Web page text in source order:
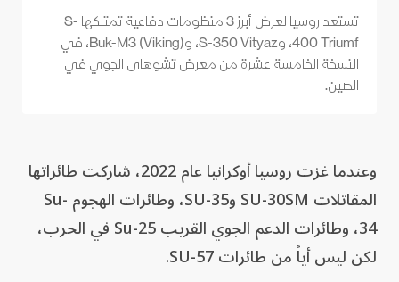
تستعد روسيا لعرض أبرز 3 منظومات دفاعية تمتلكها S-
400 Triumf، وS-350 Vityaz، وBuk-M3 (Viking)، في
النسخة الخامسة عشرة من معرض تشوهاى الجوي في
الصين.
وعندما غزت روسيا أوكرانيا عام 2022، شاركت طائراتها
المقاتلات SU-30SM وSU-35، وطائرات الهجوم Su-
34، وطائرات الدعم الجوي القريب Su-25 في الحرب،
لكن ليس أياً من طائرات SU-57.